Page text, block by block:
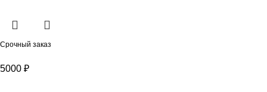
Срочный заказ
5000 ₽